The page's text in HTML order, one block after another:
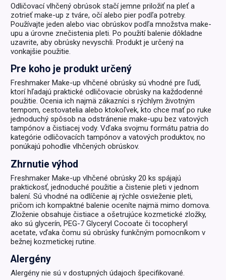
Odličovací vlhčený obrúsok stačí jemne priložiť na pleť a
zotrieť make-up z tváre, očí alebo pier podľa potreby.
Používajte jeden alebo viac obrúskov podľa množstva make-
upu a úrovne znečistenia pleti. Po použití balenie dôkladne
uzavrite, aby obrúsky nevyschli. Produkt je určený na
vonkajšie použitie.
Pre koho je produkt určený
Freshmaker Make-up vlhčené obrúsky sú vhodné pre ľudí,
ktorí hľadajú praktické odličovacie obrúsky na každodenné
použitie. Ocenia ich najmä zákazníci s rýchlym životným
tempom, cestovatelia alebo ktokoľvek, kto chce mať po ruke
jednoduchý spôsob na odstránenie make-upu bez vatových
tampónov a čistiacej vody. Vďaka svojmu formátu patria do
kategórie odličovacích tampónov a vatových produktov, no
ponúkajú pohodlie vlhčených obrúskov.
Zhrnutie výhod
Freshmaker Make-up vlhčené obrúsky 20 ks spájajú
praktickosť, jednoduché použitie a čistenie pleti v jednom
balení. Sú vhodné na odlíčenie aj rýchle osvieženie pleti,
pričom ich kompaktné balenie oceníte najmä mimo domova.
Zloženie obsahuje čistiace a ošetrujúce kozmetické zložky,
ako sú glycerín, PEG-7 Glyceryl Cocoate či tocopheryl
acetate, vďaka čomu sú obrúsky funkčným pomocníkom v
bežnej kozmetickej rutine.
Alergény
Alergény nie sú v dostupných údajoch špecifikované.